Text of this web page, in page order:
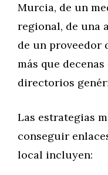
Murcia, de un
regional, de una
de un proveedor
más que
directorios
Las estrategias
conseguir
local incluyen: